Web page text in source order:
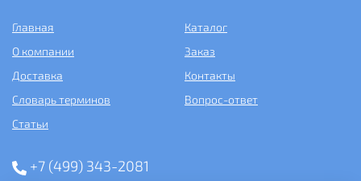
Главная
Каталог
О компании
Заказ
Доставка
Контакты
Словарь терминов
Вопрос-ответ
Статьи
+7 (499) 343-2081